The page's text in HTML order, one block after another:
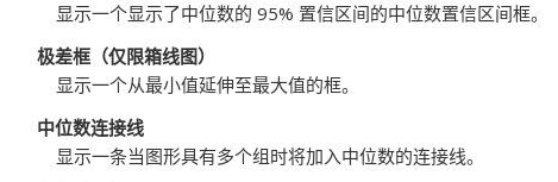
显示一个显示了中位数的 95% 置信区间的中位数置信区间框。
极差框 （仅限箱线图）
显示一个从最小值延伸至最大值的框。
中位数连接线
显示一条当图形具有多个组时将加入中位数的连接线。